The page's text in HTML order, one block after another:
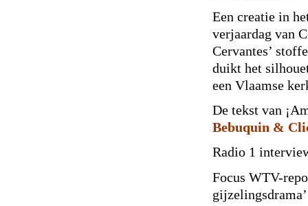
Een creatie in
verjaardag van
Cervantes’
duikt het
een Vlaamse
De tekst van
Bebuquin &
Radio 1
Focus WTV-